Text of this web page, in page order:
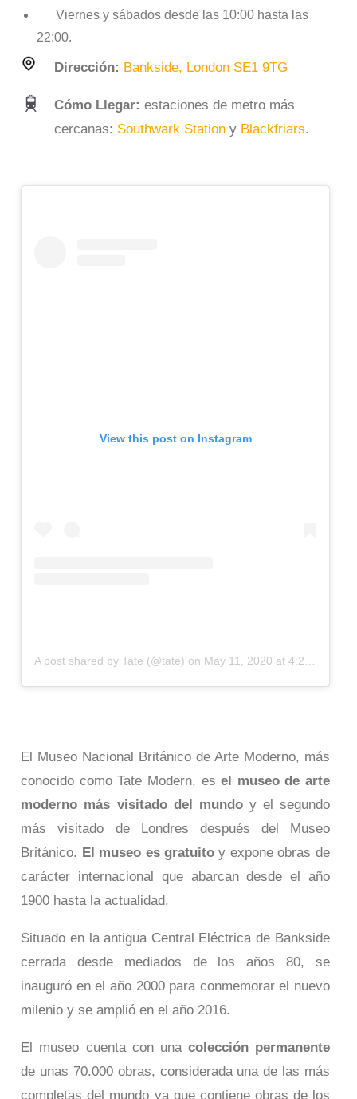
Viernes y sábados desde las 10:00 hasta las
22:00.
Dirección: Bankside, London SE1 9TG
Cómo Llegar: estaciones de metro más
cercanas: Southwark Station y Blackfriars.
View this post on Instagram
A post shared by Tate (@tate) on May 11, 2020 at 4:20am PDT
El Museo Nacional Británico de Arte Moderno, más
conocido como Tate Modern, esel museo de arte
moderno más visitado del mundoy el segundo
más visitado de Londres después del Museo
Británico. El museo es gratuito y expone obras de
carácter internacional que abarcan desde el año
1900 hasta la actualidad.
Situado en la antigua Central Eléctrica de Bankside
cerrada desde mediados de los años 80, se
inauguró en el año 2000 para conmemorar el nuevo
milenio y se amplió en el año 2016.
El museo cuenta con una colección permanente
de unas 70.000 obras, considerada una de las más
completas del mundo ya que contiene obras de los